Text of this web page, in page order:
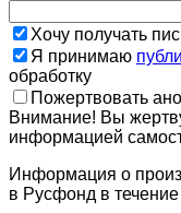
Хочу получать
Я принимаю
обработку
Пожертвовать
Внимание! Вы
информацией
Информация о
в Русфонд в